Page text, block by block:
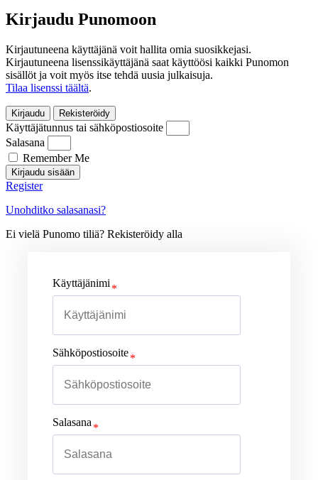
Kirjaudu Punomoon
Kirjautuneena käyttäjänä voit hallita omia suosikkejasi.
Kirjautuneena lisenssikäyttäjänä saat käyttöösi kaikki Punomon
sisällöt ja voit myös itse tehdä uusia julkaisuja.
Tilaa lisenssi täältä.
Kirjaudu Rekisteröidy
Käyttäjätunnus tai sähköpostiosoite
Salasana
Remember Me
Kirjaudu sisään
Register
Unohditko salasanasi?
Ei vielä Punomo tiliä? Rekisteröidy alla
Käyttäjänimi
Sähköpostiosoite
Salasana